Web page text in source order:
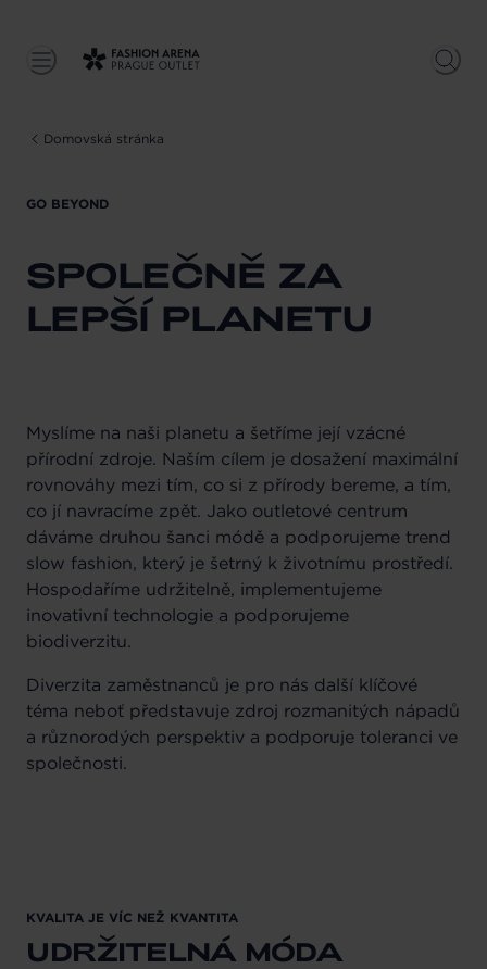
Domovská stránka
GO BEYOND
SPOLEČNĚ ZA
LEPŠÍ PLANETU
Myslíme na naši planetu a šetříme její vzácné
přírodní zdroje. Naším cílem je dosažení maximální
rovnováhy mezi tím, co si z přírody bereme, a tím,
co jí navracíme zpět. Jako outletové centrum
dáváme druhou šanci módě a podporujeme trend
slow fashion, který je šetrný k životnímu prostředí.
Hospodaříme udržitelně, implementujeme
inovativní technologie a podporujeme
biodiverzitu.
Diverzita zaměstnanců je pro nás další klíčové
téma neboť představuje zdroj rozmanitých nápadů
a různorodých perspektiv a podporuje toleranci ve
společnosti.
KVALITA JE VÍC NEŽ KVANTITA
UDRŽITELNÁ MÓDA